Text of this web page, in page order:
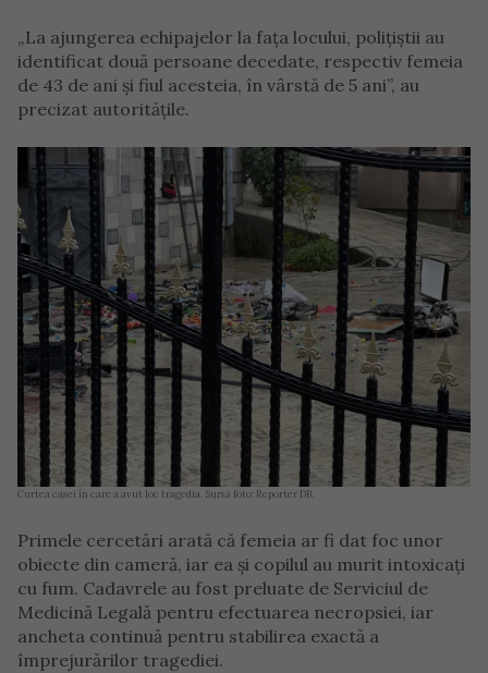
„La ajungerea echipajelor la faţa locului, poliţiştii au
identificat două persoane decedate, respectiv femeia
de 43 de ani şi fiul acesteia, în vârstă de 5 ani”, au
precizat autoritățile.
Curtea casei în care a avut loc tragedia. Sursă foto: Reporter DB.
Primele cercetări arată că femeia ar fi dat foc unor
obiecte din cameră, iar ea și copilul au murit intoxicați
cu fum. Cadavrele au fost preluate de Serviciul de
Medicină Legală pentru efectuarea necropsiei, iar
ancheta continuă pentru stabilirea exactă a
împrejurărilor tragediei.